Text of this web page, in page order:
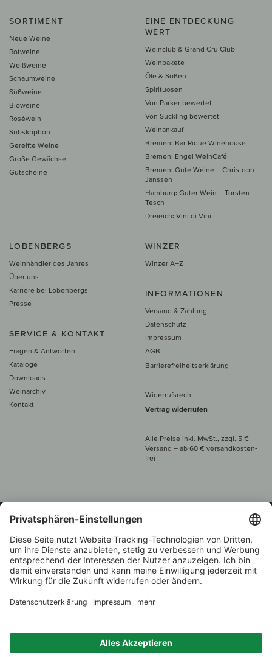
SORTIMENT
Neue Weine
Rotweine
Weißweine
Schaumweine
Süßweine
Bioweine
Roséwein
Subskription
Gereifte Weine
Große Gewächse
Gutscheine
EINE ENTDECKUNG
WERT
Weinclub & Grand Cru Club
Weinpakete
Öle & Soßen
Spirituosen
Von Parker bewertet
Von Suckling bewertet
Weinankauf
Bremen: Bar Rique Winehouse
Bremen: Engel WeinCafé
Bremen: Gute Weine – Christoph
Janssen
Hamburg: Guter Wein – Torsten
Tesch
Dreieich: Vini di Vini
LOBENBERGS
Weinhändler des Jahres
Über uns
Karriere bei Lobenbergs
Presse
SERVICE & KONTAKT
Fragen & Antworten
Kataloge
Downloads
Weinarchiv
Kontakt
WINZER
Winzer A–Z
INFORMATIONEN
Versand & Zahlung
Datenschutz
Impressum
AGB
Barrierefreiheitserklärung
Widerrufsrecht
Vertrag widerrufen
Alle Preise inkl. MwSt., zzgl. 5 €
Versand – ab 60 € versand­kosten­
frei
Beratung unter
+49 421 696 797-0
1.000 Winzer –
Über 7.000 Weine
Weinhändler
des Jahres 2022